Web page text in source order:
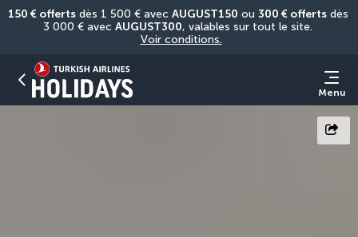
150 € offerts dès 1 500 € avec AUGUST150 ou 300 € offerts dès
3 000 € avec AUGUST300
Voir conditions.
Menu